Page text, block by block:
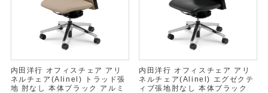
内田洋行 オフィスチェア アリ
ネルチェア(Alinel) トラッド張
地 肘なし 本体ブラック アルミ
内田洋行 オフィスチェア アリ
ネルチェア(Alinel) エグゼクテ
ィブ張地肘なし 本体ブラック